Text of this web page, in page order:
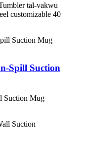
tal-vakwu
customizable 40
Spill Suction
Suction Mug